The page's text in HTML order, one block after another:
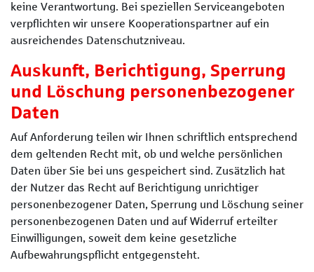
keine Verantwortung. Bei speziellen Serviceangeboten
verpflichten wir unsere Kooperationspartner auf ein
ausreichendes Datenschutzniveau.
Auskunft, Berichtigung, Sperrung
und Löschung personenbezogener
Daten
Auf Anforderung teilen wir Ihnen schriftlich entsprechend
dem geltenden Recht mit, ob und welche persönlichen
Daten über Sie bei uns gespeichert sind. Zusätzlich hat
der Nutzer das Recht auf Berichtigung unrichtiger
personenbezogener Daten, Sperrung und Löschung seiner
personenbezogenen Daten und auf Widerruf erteilter
Einwilligungen, soweit dem keine gesetzliche
Aufbewahrungspflicht entgegensteht.